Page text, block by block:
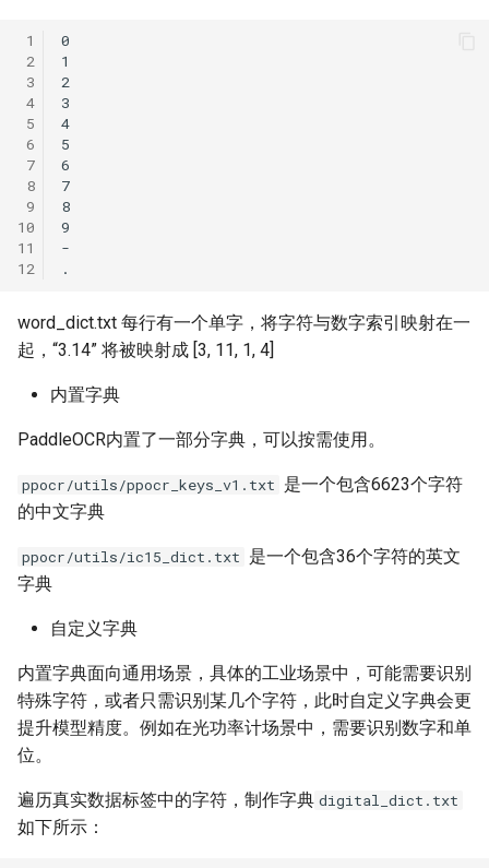
1
2
3
4
5
6
7
8
9
10
11
12
word_dict.txt 每行有一个单字，将字符与数字索引映射在一
起，“3.14” 将被映射成 [3, 11, 1, 4]
内置字典
PaddleOCR内置了一部分字典，可以按需使用。
ppocr/utils/ppocr_keys_v1.txt 是一个包含6623个字符
的中文字典
ppocr/utils/ic15_dict.txt 是一个包含36个字符的英文
字典
自定义字典
内置字典面向通用场景，具体的工业场景中，可能需要识别
特殊字符，或者只需识别某几个字符，此时自定义字典会更
提升模型精度。例如在光功率计场景中，需要识别数字和单
位。
遍历真实数据标签中的字符，制作字典 digital_dict.txt
如下所示：